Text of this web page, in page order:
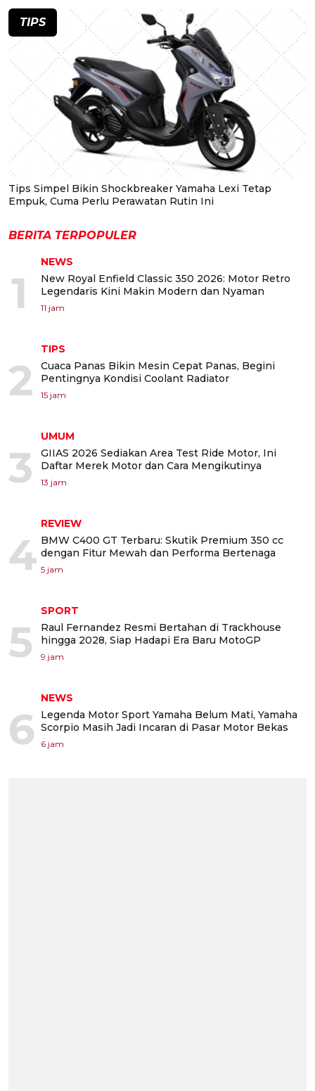
TIPS
Tips Simpel Bikin Shockbreaker Yamaha Lexi Tetap
Empuk, Cuma Perlu Perawatan Rutin Ini
BERITA TERPOPULER
1
NEWS
New Royal Enfield Classic 350 2026: Motor Retro
Legendaris Kini Makin Modern dan Nyaman
11 jam
2
TIPS
Cuaca Panas Bikin Mesin Cepat Panas, Begini
Pentingnya Kondisi Coolant Radiator
15 jam
3
UMUM
GIIAS 2026 Sediakan Area Test Ride Motor, Ini
Daftar Merek Motor dan Cara Mengikutinya
13 jam
4
REVIEW
BMW C400 GT Terbaru: Skutik Premium 350 cc
dengan Fitur Mewah dan Performa Bertenaga
5 jam
5
SPORT
Raul Fernandez Resmi Bertahan di Trackhouse
hingga 2028, Siap Hadapi Era Baru MotoGP
9 jam
6
NEWS
Legenda Motor Sport Yamaha Belum Mati, Yamaha
Scorpio Masih Jadi Incaran di Pasar Motor Bekas
6 jam